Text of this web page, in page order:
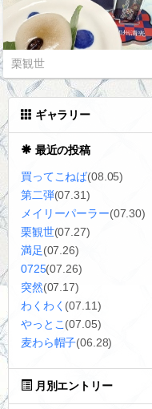
栗観世
ギャラリー
最近の投稿
買ってこねば(08.05)
第二弾(07.31)
メイリーパーラー(07.30)
栗観世(07.27)
満足(07.26)
0725(07.26)
突然(07.17)
わくわく (07.11)
やっとこ (07.05)
麦わら帽子(06.28)
月別エントリー